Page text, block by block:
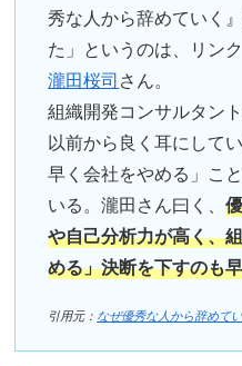
秀な人から辞めていく
た」というのは、リン
瀧田桜司さん。
組織開発コンサルタン
以前から良く耳にして
早く会社をやめる」こ
いる。瀧田さん曰く、
や自己分析力が高く、
める」決断を下すのも
引用元： なぜ優秀な人から辞めて